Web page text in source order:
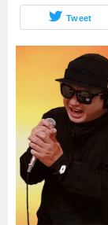
Tweet